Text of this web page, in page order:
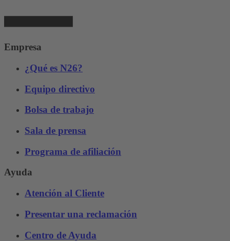
Empresa
¿Qué es N26?
Equipo directivo
Bolsa de trabajo
Sala de prensa
Programa de afiliación
Ayuda
Atención al Cliente
Presentar una reclamación
Centro de Ayuda